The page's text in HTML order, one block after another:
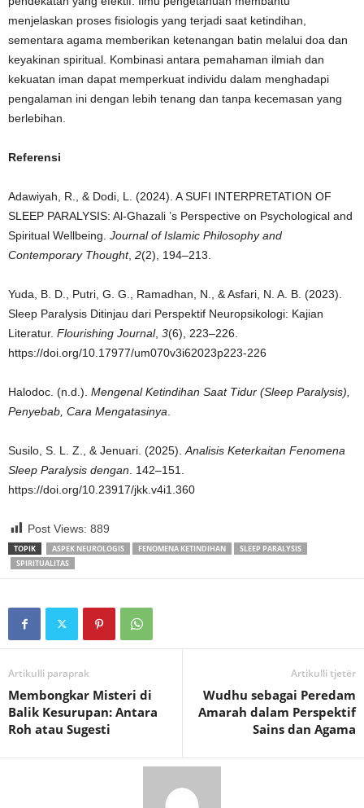
menjelaskan proses fisiologis yang terjadi saat ketindihan,
sementara agama memberikan ketenangan batin melalui doa dan
keyakinan spiritual. Kombinasi antara pemahaman ilmiah dan
kekuatan iman dapat memperkuat individu dalam menghadapi
pengalaman ini dengan lebih tenang dan tanpa kecemasan yang
berlebihan.
Referensi
Adawiyah, R., & Dodi, L. (2024). A SUFI INTERPRETATION OF
SLEEP PARALYSIS: Al-Ghazali ’s Perspective on Psychological and
Spiritual Wellbeing. Journal of Islamic Philosophy and
Contemporary Thought, 2(2), 194–213.
Yuda, B. D., Putri, G. G., Ramadhan, N., & Asfari, N. A. B. (2023).
Sleep Paralysis Ditinjau dari Perspektif Neuropsikologi: Kajian
Literatur. Flourishing Journal, 3(6), 223–226.
https://doi.org/10.17977/um070v3i62023p223-226
Halodoc. (n.d.). Mengenal Ketindihan Saat Tidur (Sleep Paralysis),
Penyebab, Cara Mengatasinya
Susilo, S. L. Z., & Jenuari. (2025). Analisis Keterkaitan Fenomena
Sleep Paralysis dengan . 142–151.
https://doi.org/10.23917/jkk.v4i1.360
Post Views: 889
TOPIK ASPEK NEUROLOGIS FENOMENA KETINDIHAN
SLEEP PARALYSIS
SPIRITUALITAS
Artikulli paraprak
Membongkar Misteri di
Balik Kesurupan: Antara
Roh atau Sugesti
Artikulli tjetër
Wudhu sebagai Peredam
Amarah dalam Perspektif
Sains dan Agama